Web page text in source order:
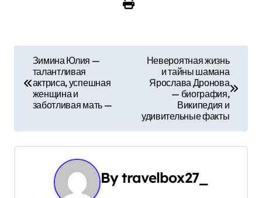
и
г
Зимина Юлия —
талантливая
актриса, успешная
женщина и
заботливая мать —
Невероятная жизнь
и тайны шамана
Ярослава Дронова
— биография,
Википедия и
удивительные факты
Bytravelbox27_